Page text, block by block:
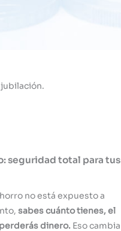
seguridad total para tus
no está expuesto a
sabes cuánto tienes, el
dinero. Eso cambia